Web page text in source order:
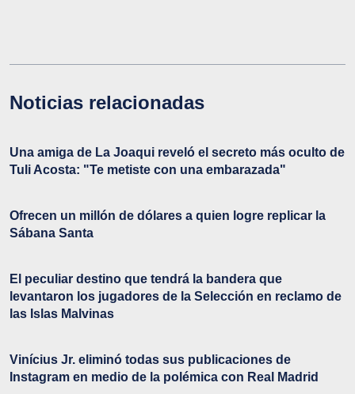
Noticias relacionadas
Una amiga de La Joaqui reveló el secreto más oculto de
Tuli Acosta: "Te metiste con una embarazada"
Ofrecen un millón de dólares a quien logre replicar la
Sábana Santa
El peculiar destino que tendrá la bandera que
levantaron los jugadores de la Selección en reclamo de
las Islas Malvinas
Vinícius Jr. eliminó todas sus publicaciones de
Instagram en medio de la polémica con Real Madrid